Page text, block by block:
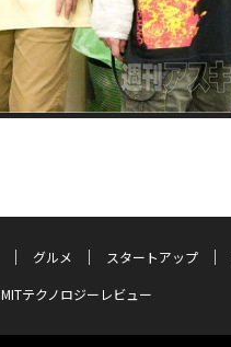
グルメ スタートアップ
MITテクノロジーレビュー